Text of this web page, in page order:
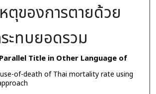
ตุของการตายด้วย
ะทบยอดรวม
Title in Other Language of
of-death of Thai mortality rate using